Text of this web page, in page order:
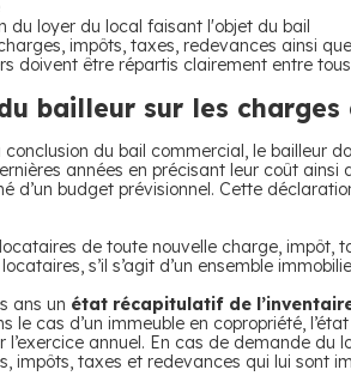
du loyer du local faisant l'objet du bail
charges, impôts, taxes, redevances ainsi
doivent être répartis clairement entre
bailleur sur les
du bail commercial, le bailleur
années en précisant leur coût
d’un budget prévisionnel. Cette
de toute nouvelle charge, impôt,
s’il s’agit d’un ensemble
ans un état récapitulatif de
cas d’un immeuble en copropriété,
annuel. En cas de demande du
impôts, taxes et redevances qui lui sont